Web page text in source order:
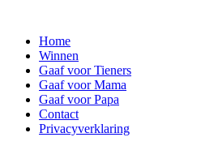
Home
Winnen
Gaaf voor Tieners
Gaaf voor Mama
Gaaf voor Papa
Contact
Privacyverklaring